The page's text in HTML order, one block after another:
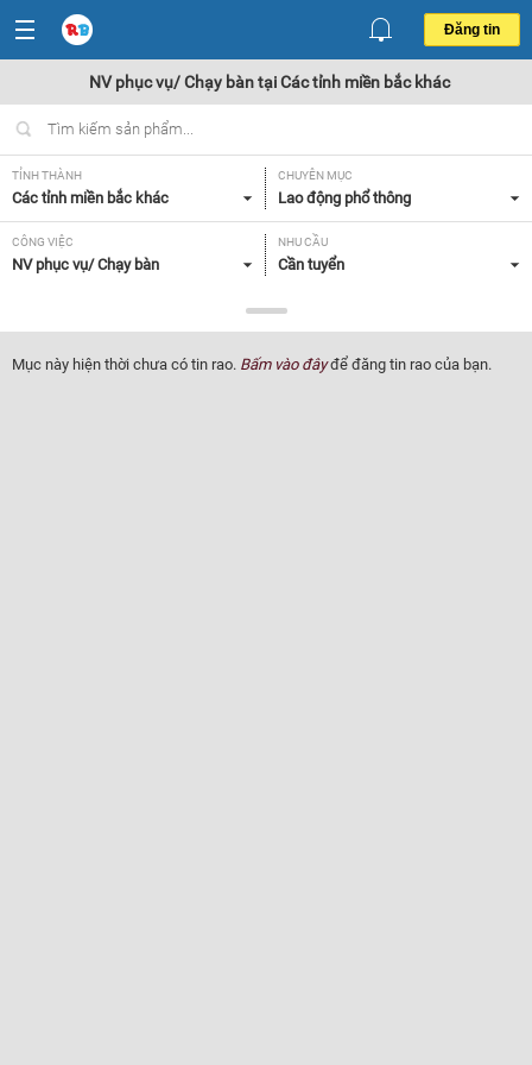
Đăng tin
NV phục vụ/ Chạy bàn tại Các tỉnh miền bắc khác
TỈNH THÀNH
Các tỉnh miền bắc khác
CHUYÊN MỤC
Lao động phổ thông
CÔNG VIỆC
NV phục vụ/ Chạy bàn
NHU CẦU
Cần tuyển
Tất cả
Mục này hiện thời chưa có tin rao. Bấm vào đâyđể đăng tin rao của bạn.